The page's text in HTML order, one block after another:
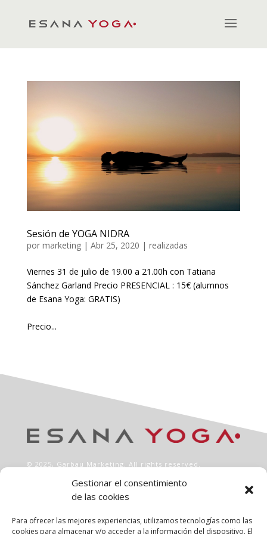
Gestionar el consentimiento
de las cookies
Para ofrecer las mejores experiencias, utilizamos tecnologías como las
cookies para almacenar y/o acceder a la información del dispositivo. El
Sesión de YOGA NIDRA
por marketing| Abr 25, 2020 | realizadas
Viernes 31 de julio de 19.00 a 21.00h con Tatiana
Sánchez Garland Precio PRESENCIAL : 15€ (alumnos
de Esana Yoga: GRATIS)
Precio...
© 2025, Garbau Marketing . All rights reserved.
INFO
Aviso legal
Política de privacidad